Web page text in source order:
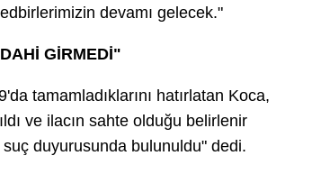
devamı gelecek."
GİRMEDİ"
tamamladıklarını hatırlatan Koca,
ve ilacın sahte olduğu belirlenir
duyurusunda bulunuldu" dedi.